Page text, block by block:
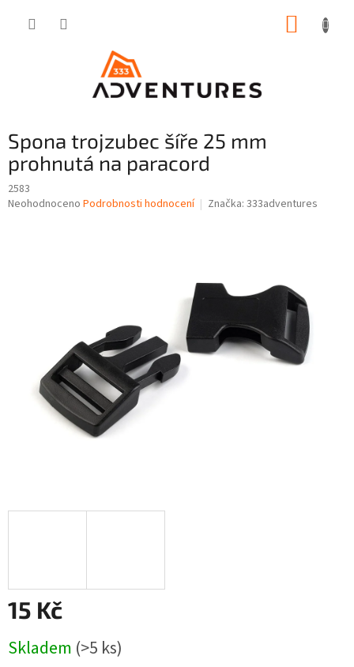
Spona trojzubec šíře 25 mm
prohnutá na paracord
2583
Průměrné
Neohodnoceno Podrobnosti hodnocení Značka: 333adventures
15 Kč
cena:
Skladem (>5 ks)